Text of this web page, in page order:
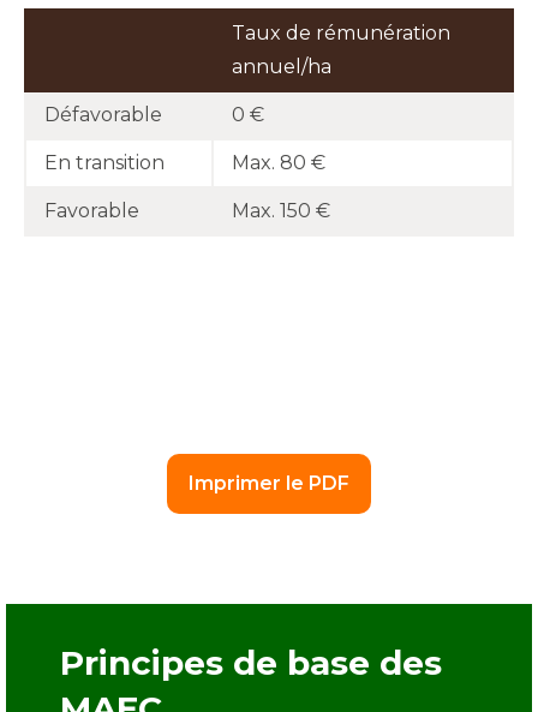
Taux de rémunération
annuel/ha
Défavorable 0 €
En transition Max. 80 €
Favorable Max. 150 €
Principes de base des